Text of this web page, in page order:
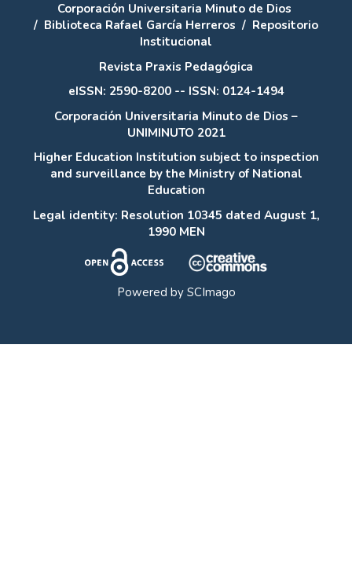
Corporación Universitaria Minuto de Dios
/ Biblioteca Rafael García Herreros / Repositorio
Institucional
Revista Praxis Pedagógica
eISSN: 2590-8200 -- ISSN: 0124-1494
Corporación Universitaria Minuto de Dios –
UNIMINUTO 2021
Higher Education Institution subject to inspection
and surveillance by the Ministry of National
Education
Legal identity: Resolution 10345 dated August 1,
1990 MEN
Powered by SCImago